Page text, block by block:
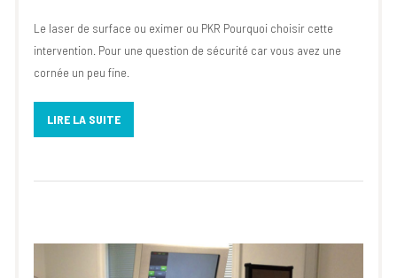
Le laser de surface ou eximer ou PKR Pourquoi choisir cette
intervention. Pour une question de sécurité car vous avez une
cornée un peu fine.
LIRE LA SUITE